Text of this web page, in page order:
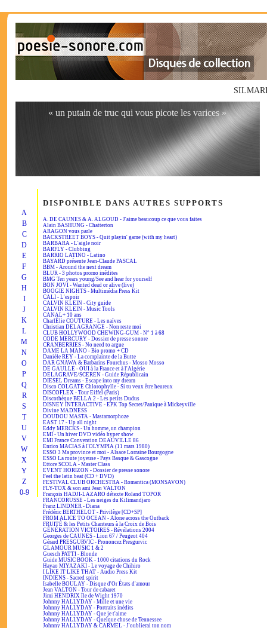
« un putain de truc qui vous picote les varices »
A
B
C
D
E
F
G
H
I
J
K
L
M
N
O
P
Q
R
S
T
U
V
W
X
Y
Z
0-9
DISPONIBLE DANS AUTRES SUPPORTS
A. DE CAUNES & A. ALGOUD - J'aime beaucoup ce que vous faites
Alain BASHUNG - Chatterton
ARAGON vous parle
BACKSTREET BOYS - Quit playin' game (with my heart)
BARBARA - L'aigle noir
BARFLY - Clubbing
BARRIO LATINO - Latino
BAYARD présente Jean-Claude PASCAL
BBM - Around the next dream
BLUR - 3 photos promo inédites
BMG Ten years young/See and hear for yourself
BON JOVI - Wanted dead or alive (live)
BOOGIE NIGHTS - Multimédia Press Kit
CALI - L'espoir
CALVIN KLEIN - City guide
CALVIN KLEIN - Music Tools
CANAL+ 10 ans
CharlÉlie COUTURE - Les naïves
Christian DELAGRANGE - Non reste moi
CLUB HOLLYWOOD CHEWING-GUM - N° 1 à 68
CODE MERCURY - Dossier de presse sonore
CRANBERRIES - No need to argue
DAME LA MANO - Bio promo + CD
Danièle REY - La complainte de la Butte
DAR GNAWA & Barbarins Fourchus - Mosso Mosso
DE GAULLE - OUI à la France et à l'Algérie
DELAGRAVE/SCEREN - Guide Républicain
DIESEL Dreams - Escape into my dream
Disco COLGATE Chlorophylle - Si tu veux être heureux
DISCOFLEX - Tour Eiffel (Paris)
Discothèque BELLA 2 - Les petits Dudus
DISNEY INTERACTIVE - EPK Top Secret/Panique à Mickeyville
Divine MADNESS
DOUDOU MASTA - Mastamorphoze
EAST 17 - Up all night
Eddy MERCKS - Un homme, un champion
EMI - Un hiver DVD vidéo hyper show
EMI France Convention DEAUVILLE 86
Enrico MACIAS à l'OLYMPIA (11 mars 1980)
ESSO 3 Ma province et moi - Alsace Lorraine Bourgogne
ESSO La route joyeuse - Pays Basque & Gascogne
Ettore SCOLA - Master Class
EVENT HORIZON - Dossier de presse sonore
Feel the latin beat (CD + DVD)
FESTIVAL CLUB ORCHESTRA - Romantica (MONSAVON)
FLY-TOX & son ami Jean VALTON
François HADJI-LAZARO détexte Roland TOPOR
FRANCORUSSE - Les neiges du Kilimandjaro
Franz LINDNER - Diana
Frédéric BERTHELOT - Privilège [CD+SP]
FROM ALICE TO OCEAN - Alone across the Outback
FRUITÉ & les Petits Chanteurs à la Croix de Bois
GÉNÉRATION VICTOIRES - Révélations 2004
Georges de CAUNES - Lion 67 / Peugeot 404
Gérard PRESGURVIC - Prononcez Presgurvic
GLAMOUR MUSIC 1 & 2
Guesch PATTI - Blonde
Guide MUSIC BOOK - 1000 citations du Rock
Hayao MIYAZAKI - Le voyage de Chihiro
I LIKE IT LIKE THAT - Audio Press Kit
INDIENS - Sacred spirit
Isabelle BOULAY - Disque d'Or États d'amour
Jean VALTON - Tour de cabaret
Jimi HENDRIX île de Wight 1970
Johnny HALLYDAY - Mille et une vie
Johnny HALLYDAY - Portraits inédits
Johnny HALLYDAY - Que je t'aime
Johnny HALLYDAY - Quelque chose de Tennessee
Johnny HALLYDAY & CARMEL - J'oublierai ton nom